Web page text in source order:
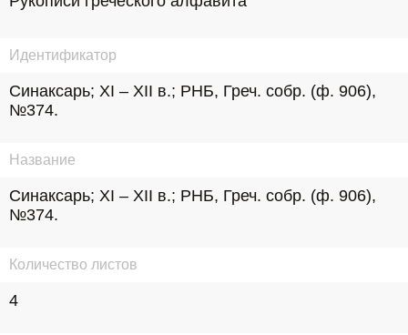
Идентификатор
Синаксарь; XI – XII в.; РНБ, Греч. собр. (ф. 906),
№374.
Название
Синаксарь; XI – XII в.; РНБ, Греч. собр. (ф. 906),
№374.
Количество листов
4